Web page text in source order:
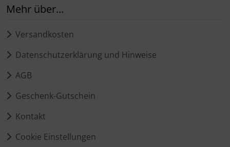
Mehr über...
Versandkosten
Datenschutzerklärung und Hinweise
AGB
Geschenk-Gutschein
Kontakt
Cookie Einstellungen